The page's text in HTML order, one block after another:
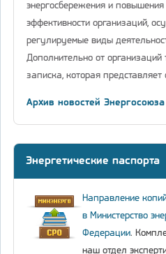
энергосбережения и повышения
эффективности организаций,
регулируемые виды
Дополнительно от организаций
записка, которая представляет
Архив новостей
Энергетические паспорта
Направление
в Министерство
Федерации.
наш отдел